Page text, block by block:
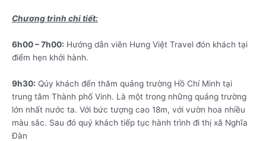
Chương trình chi tiết:
6h00 – 7h00: Hướng dẫn viên Hưng Việt Travel đón khách tại
điểm hẹn khởi hành.
9h30: Qúy khách đến thăm quảng trường Hồ Chí Minh tại
trung tâm Thành phố Vinh. Là một trong những quảng trường
lớn nhất nước ta. Với bức tượng cao 18m, với vườn hoa nhiều
màu sắc. Sau đó quý khách tiếp tục hành trình đi thị xã Nghĩa
Đàn